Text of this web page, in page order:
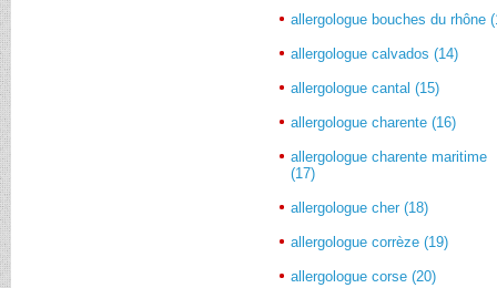
allergologue bouches du rhône
allergologue calvados (14)
allergologue cantal (15)
allergologue charente (16)
allergologue charente maritime
(17)
allergologue cher (18)
allergologue corrèze (19)
allergologue corse (20)